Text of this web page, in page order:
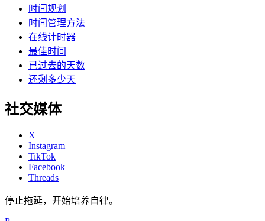
时间规划
时间管理方法
在线计时器
最佳时间
已过去的天数
还剩多少天
社交媒体
X
Instagram
TikTok
Facebook
Threads
停止拖延，开始培养自律。